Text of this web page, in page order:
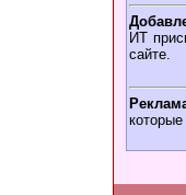
ИТ
сайте.